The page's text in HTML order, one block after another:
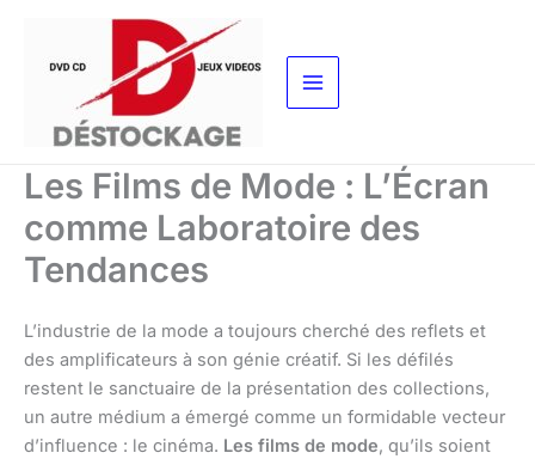
contenu
Les Films de Mode : L’Écran
comme Laboratoire des
Tendances
L’industrie de la mode a toujours cherché des reflets et
des amplificateurs à son génie créatif. Si les défilés
restent le sanctuaire de la présentation des collections,
un autre médium a émergé comme un formidable vecteur
d’influence : le cinéma. Les films de mode, qu’ils soient